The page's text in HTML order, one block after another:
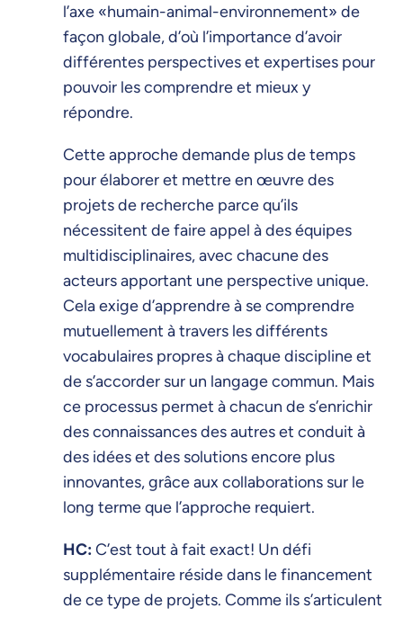
l’axe «humain-animal-environnement» de
façon globale, d’où l’importance d’avoir
différentes perspectives et expertises pour
pouvoir les comprendre et mieux y
répondre.
Cette approche demande plus de temps
pour élaborer et mettre en œuvre des
projets de recherche parce qu’ils
nécessitent de faire appel à des équipes
multidisciplinaires, avec chacune des
acteurs apportant une perspective unique.
Cela exige d’apprendre à se comprendre
mutuellement à travers les différents
vocabulaires propres à chaque discipline et
de s’accorder sur un langage commun. Mais
ce processus permet à chacun de s’enrichir
des connaissances des autres et conduit à
des idées et des solutions encore plus
innovantes, grâce aux collaborations sur le
long terme que l’approche requiert.
HC:C’est tout à fait exact! Un défi
supplémentaire réside dans le financement
de ce type de projets. Comme ils s’articulent